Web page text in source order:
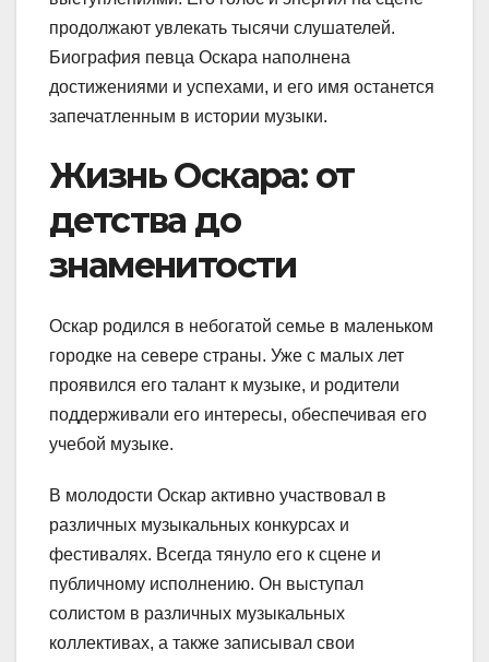
продолжают увлекать тысячи слушателей.
Биография певца Оскара наполнена
достижениями и успехами, и его имя останется
запечатленным в истории музыки.
Жизнь Оскара: от
детства до
знаменитости
Оскар родился в небогатой семье в маленьком
городке на севере страны. Уже с малых лет
проявился его талант к музыке, и родители
поддерживали его интересы, обеспечивая его
учебой музыке.
В молодости Оскар активно участвовал в
различных музыкальных конкурсах и
фестивалях. Всегда тянуло его к сцене и
публичному исполнению. Он выступал
солистом в различных музыкальных
коллективах, а также записывал свои